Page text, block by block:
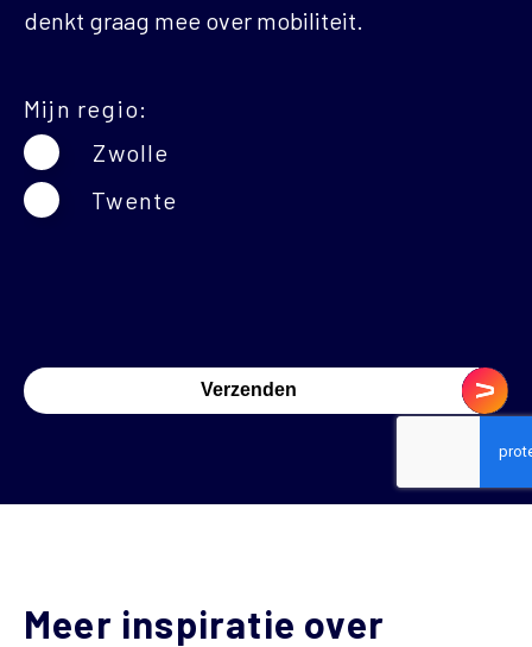
Naam inzender
denkt graag mee over mobiliteit.
Mijn regio:
Zwolle
Twente
Meer inspiratie over